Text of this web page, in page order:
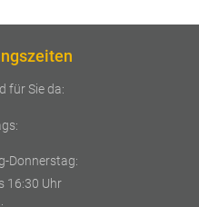
für Sie da:
Donnerstag:
16:30 Uhr